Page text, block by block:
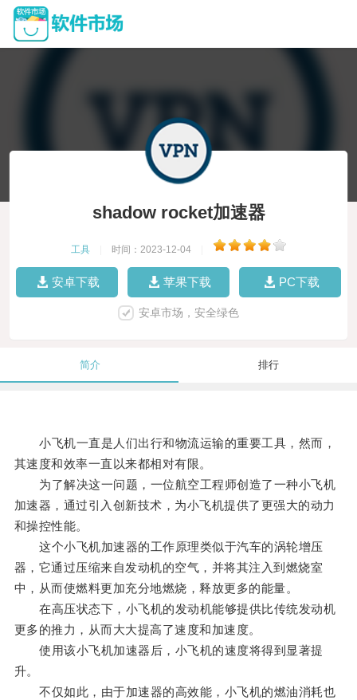
shadow rocket加速器
工具 时间：2023-12-04
安卓下载 苹果下载 PC下载
安卓市场，安全绿色
简介 排行
小飞机一直是人们出行和物流运输的重要工具，然而，
其速度和效率一直以来都相对有限。
为了解决这一问题，一位航空工程师创造了一种小飞机
加速器，通过引入创新技术，为小飞机提供了更强大的动力
和操控性能。
这个小飞机加速器的工作原理类似于汽车的涡轮增压
器，它通过压缩来自发动机的空气，并将其注入到燃烧室
中，从而使燃料更加充分地燃烧，释放更多的能量。
在高压状态下，小飞机的发动机能够提供比传统发动机
更多的推力，从而大大提高了速度和加速度。
使用该小飞机加速器后，小飞机的速度将得到显著提
升。
不仅如此，由于加速器的高效能，小飞机的燃油消耗也